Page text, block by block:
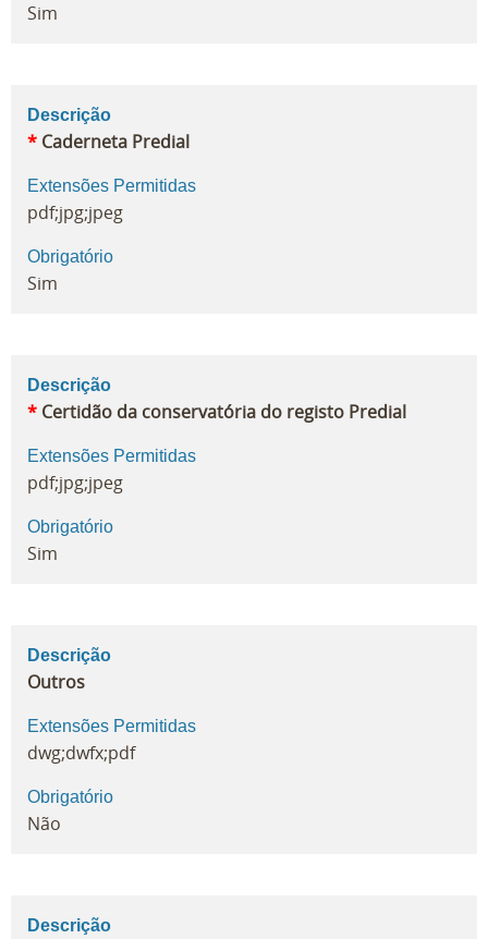
Sim
Descrição
* Caderneta Predial
Extensões Permitidas
pdf;jpg;jpeg
Obrigatório
Sim
Descrição
* Certidão da conservatória do registo Predial
Extensões Permitidas
pdf;jpg;jpeg
Obrigatório
Sim
Descrição
Outros
Extensões Permitidas
dwg;dwfx;pdf
Obrigatório
Não
Descrição